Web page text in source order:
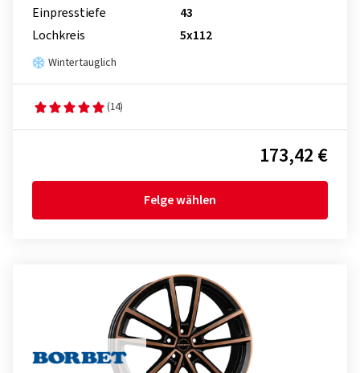
Einpresstiefe
43
Lochkreis
5x112
Wintertauglich
(14)
173,42 €
Felge wählen